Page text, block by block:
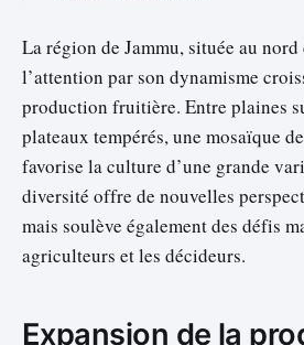
La région de Jammu, située au
l’attention par son dynamisme
production fruitière. Entre plaines
plateaux tempérés, une mosaïque
favorise la culture d’une grande
diversité offre de nouvelles
mais soulève également des défis
agriculteurs et les décideurs.
Expansion de la